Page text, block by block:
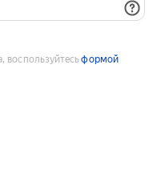
воспользуйтесьформой